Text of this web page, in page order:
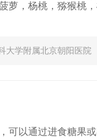
萝，杨桃，猕猴桃
大学附属北京朝阳医院
可以通过进食糖果